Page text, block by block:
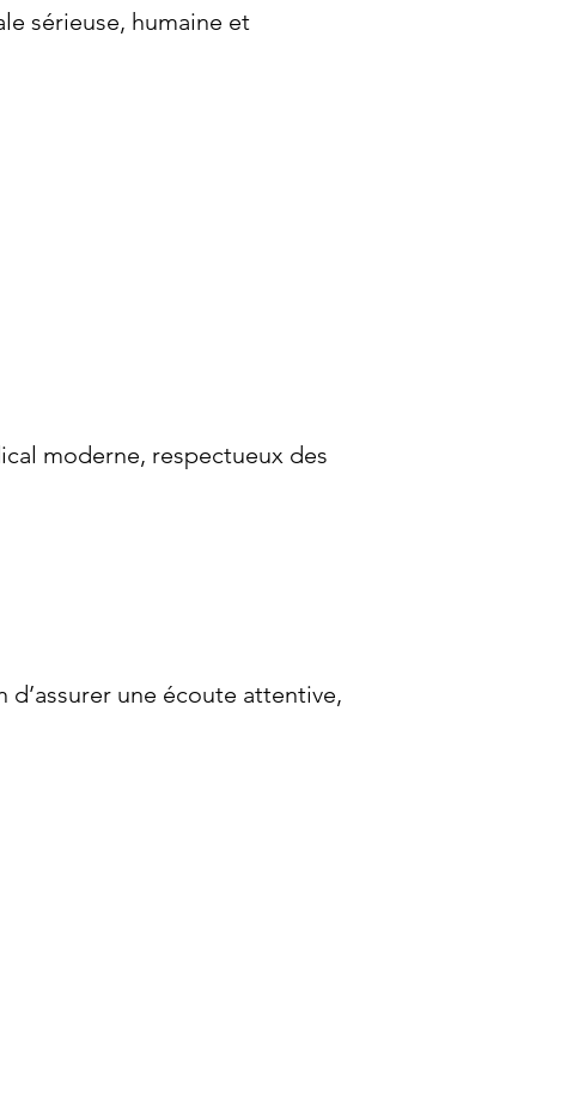
sérieuse, humaine et
moderne, respectueux des
une écoute attentive,